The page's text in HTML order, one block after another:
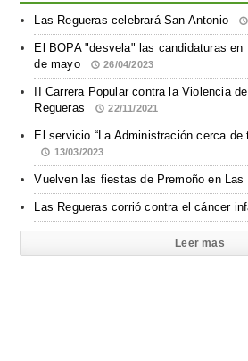
Las Regueras celebrará San Antonio
El BOPA "desvela" las candidaturas en
de mayo
26/04/2023
II Carrera Popular contra la Violencia
Regueras
22/11/2021
El servicio “La Administración cerca de
13/03/2023
Vuelven las fiestas de Premoño en Las
Las Regueras corrió contra el cáncer
Leer mas